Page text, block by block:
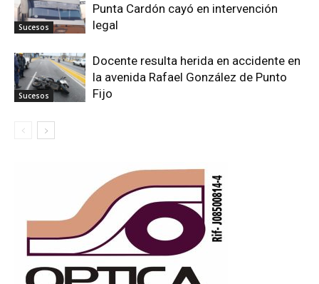
Sucesos
Punta Cardón cayó en intervención
legal
Sucesos
Docente resulta herida en accidente en
la avenida Rafael González de Punto
Fijo